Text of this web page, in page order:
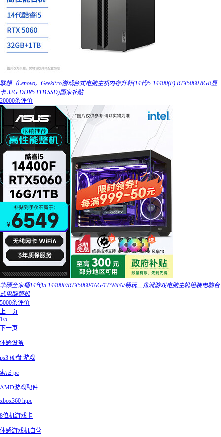
联想（Lenovo）GeekPro游戏台式电脑主机内存升杯(14代i5-14400(F) RTX5060 8GB显
卡 32G DDR5 1TB SSD)国家补贴
20000条评价
华硕全家桶14代I5 14400F/RTX5060/16G/1T/WiF6/畅玩三角洲游戏电脑主机组装电脑台
式电脑整机
5000条评价
上一页
1/5
下一页
体感设备
ps3 硬盘 游戏
索尼 pc
AMD游戏配件
xbox360 htpc
8位机游戏卡
体感游戏机自营